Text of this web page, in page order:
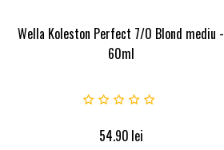
Wella Koleston Perfect 7/0 Blond mediu -
60ml
54.90 lei